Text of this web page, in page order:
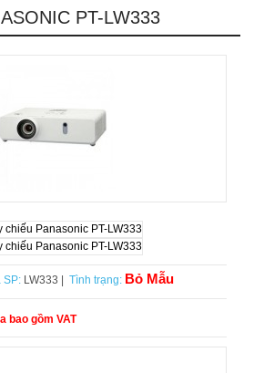
PT-LW333
SP: LW333 | Tình trạng: Bỏ Mẫu
bao gồm VAT